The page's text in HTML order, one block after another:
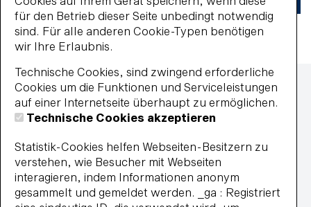
Zahlmethoden
Lastschrift
MasterCard
paypal
Visa
Impressum
Datenschutz
Widerrufsbelehrung
für den Betrieb dieser Seite unbedingt notwendig
sind. Für alle anderen Cookie-Typen benötigen
wir Ihre Erlaubnis.
Technische Cookies, sind zwingend erforderliche
Cookies um die Funktionen und Serviceleistungen
auf einer Internetseite überhaupt zu ermöglichen.
Technische Cookies akzeptieren
Statistik-Cookies helfen Webseiten-Besitzern zu
verstehen, wie Besucher mit Webseiten
interagieren, indem Informationen anonym
gesammelt und gemeldet werden. _ga : Registriert